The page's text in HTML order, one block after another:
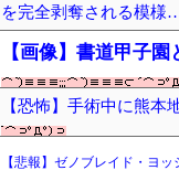
を完全剥奪される模様
【画像】書道甲子
【恐怖】手術中に熊本
【悲報】ゼノブレイド・ヨ